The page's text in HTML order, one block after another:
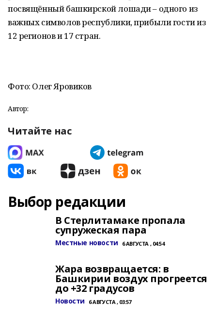
посвящённый башкирской лошади – одного из
важных символов республики, прибыли гости из
12 регионов и 17 стран.
Фото: Олег Яровиков
Автор:
Читайте нас
Выбор редакции
В Стерлитамаке пропала
супружеская пара
Местные новости 6 АВГУСТА , 04:54
Жара возвращается: в
Башкирии воздух прогреется
до +32 градусов
Новости 6 АВГУСТА , 03:57